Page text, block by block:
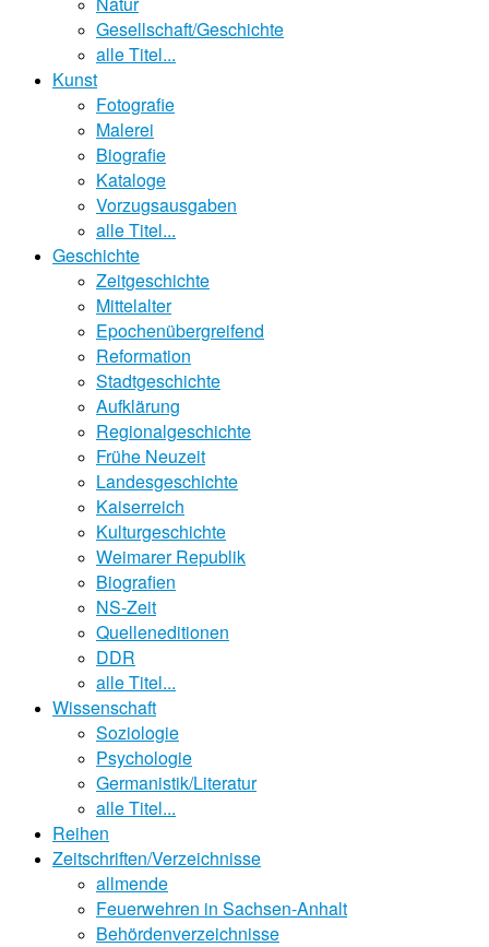
Gesellschaft/Geschichte
alle Titel...
Kunst
Fotografie
Malerei
Biografie
Kataloge
Vorzugsausgaben
alle Titel...
Geschichte
Zeitgeschichte
Mittelalter
Epochenübergreifend
Reformation
Stadtgeschichte
Aufklärung
Regionalgeschichte
Frühe Neuzeit
Landesgeschichte
Kaiserreich
Kulturgeschichte
Weimarer Republik
Biografien
NS-Zeit
Quelleneditionen
DDR
alle Titel...
Wissenschaft
Soziologie
Psychologie
Germanistik/Literatur
alle Titel...
Reihen
Zeitschriften/Verzeichnisse
allmende
Feuerwehren in Sachsen-Anhalt
Behördenverzeichnisse